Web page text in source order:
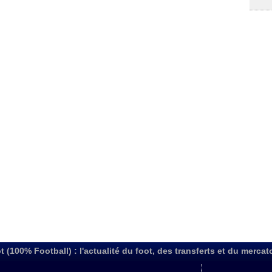
(100% Football) : l'actualité du foot, des transferts et du